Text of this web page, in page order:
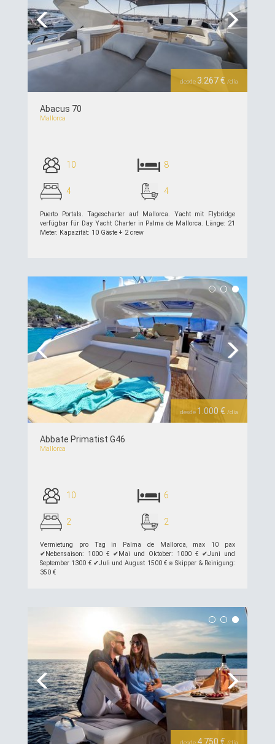
Previous Next
desde 3.267 € /día
Abacus 70
Mallorca
10 8
4 4
Puerto Portals. Tagescharter auf Mallorca. Yacht mit Flybridge
verfügbar für Day Yacht Charter in Palma de Mallorca. Länge: 21
Meter. Kapazität: 10 Gäste + 2 crew
siehe Details >>
desde 1.000 € /día
Abbate Primatist G46
Mallorca
10 6
2 2
Vermietung pro Tag in Palma de Mallorca, max 10 pax
✔︎Nebensaison: 1000 € ✔︎Mai und Oktober: 1000 € ✔︎Juni und
September 1300 € ✔︎Juli und August 1500 € ⎈ Skipper & Reinigung:
350 €
Previous Next
desde 4.750 € /día